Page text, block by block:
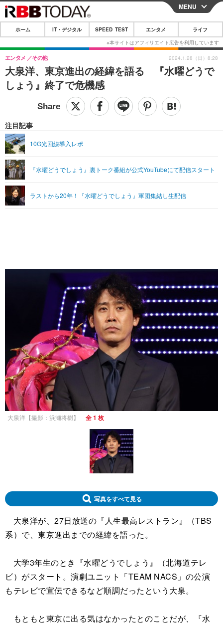
CLOSE
ホーム
IT・デジタル
IT・デジタルTOP スマートフォン
ショッピング その他
SPEED TEST
エンタメTOP 映画・ドラマ
グラビア ブログ
ショッピング その他
ライフTOP
リリース一覧
プッシュ通知の停止方法
MENU
ホーム IT・デジタル SPEED TEST エンタメ ライフ
大泉洋、東京進出の経緯を語る 『水曜どうで
しょう』終了で危機感
エンタメ その他
注目記事
10G光回線導入レポ
『水曜どうでしょう』裏トーク番組が公式YouTubeにて配信スタート
ラストから20年！『水曜どうでしょう』軍団集結し生配信
2024.1.28（日）8:28
大泉洋【撮影：浜瀬将樹】 全 1 枚
写真をすべて見る
大泉洋が、27日放送の『人生最高レストラン』（TBS
系）で、東京進出までの経緯を語った。
大学3年生のとき『水曜どうでしょう』（北海道テレ
ビ）がスタート。演劇ユニット「TEAM NACS」の公演
もテレビで宣伝できるなど順調だったという大泉。
もともと東京に出る気はなかったとのことだが、『水